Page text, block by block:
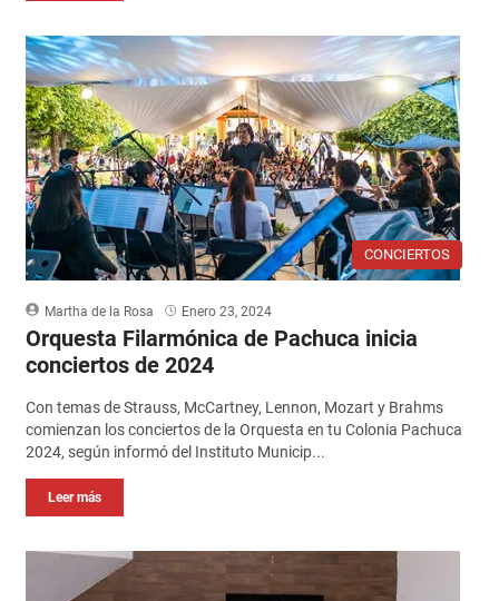
CONCIERTOS
Martha de la Rosa Enero 23, 2024
Orquesta Filarmónica de Pachuca inicia
conciertos de 2024
Con temas de Strauss, McCartney, Lennon, Mozart y Brahms
comienzan los conciertos de la Orquesta en tu Colonia Pachuca
2024, según informó del Instituto Municip...
Leer más